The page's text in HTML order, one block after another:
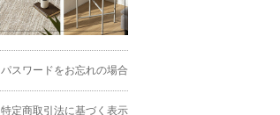
パスワードをお忘れの場合
特定商取引法に基づく表示